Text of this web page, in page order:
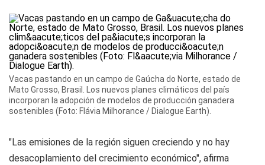
Vacas pastando en un campo de Gaúcha do Norte, estado de
Mato Grosso, Brasil. Los nuevos planes climáticos del país
incorporan la adopción de modelos de producción ganadera
sostenibles (Foto: Flávia Milhorance / Dialogue Earth).
"Las emisiones de la región siguen creciendo y no hay
desacoplamiento del crecimiento económico", afirma